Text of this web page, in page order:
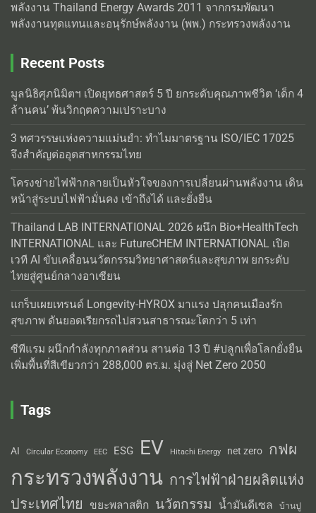
พลังงาน Thailand Energy Awards 2011 จากกรมพัฒนา
พลังงานทุดแทนและอนุรักษ์พลังงาน (พพ.) กระทรวงพลังงาน
Recent Posts
มูลนิธิศุภนิมิตฯ เปิดยุทธศาสตร์ 5 ปี ยกระดับคุณภาพชีวิต ‘เด็ก 4
ล้านคน’ พ้นวิกฤตความเปราะบาง
3 ทศวรรษแห่งความแม่นยำ: ทำไมมาตรฐาน ISO/IEC 17025
จึงสำคัญต่ออุตสาหกรรมไทย
โครงข่ายไฟฟ้ากลายเป็นหัวใจของการเปลี่ยนผ่านพลังงาน เดิน
หน้าสู่ระบบไฟฟ้ามั่นคง เข้าถึงได้ และยั่งยืน
Thailand LAB INTERNATIONAL 2026 ผนึก Bio+HealthTech
INTERNATIONAL และ FutureCHEM INTERNATIONAL เปิด
เวที AI ขับเคลื่อนนวัตกรรมวิทยาศาสตร์และสุขภาพ ยกระดับ
ไทยสู่ศูนย์กลางอาเซียน
แกร็บเผยเทรนด์ Longevity-HYROX มาแรง ปลุกคนเมืองรัก
สุขภาพ ดันยอดเรียกรถไปสวนสาธารณะโตกว่า 5 เท่า
ซีพีแรม ผนึกกำลังทุกภาคส่วน สานต่อ 13 ปี #ปลูกเพื่อโลกยั่งยืน
เพิ่มพื้นที่สีเขียวกว่า 288,000 ตร.ม. มุ่งสู่ Net Zero 2050
Tags
AI Circular Economy EEC ESG EV Hitachi Energy net zero กฟผ
กระทรวงพลังงาน การไฟฟ้าฝ่ายผลิตแห่ง
ประเทศไทย
ขยะพลาสติก นวัตกรรม น้ำมันดีเซล บ้านปู